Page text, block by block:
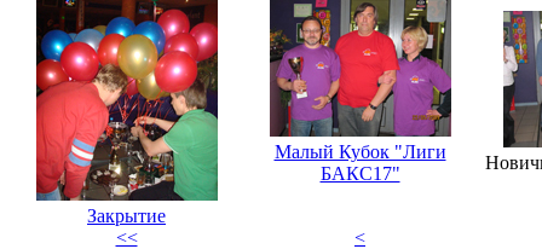
Закрытие
Малый Кубок "Лиги
БАКС17"
<< <